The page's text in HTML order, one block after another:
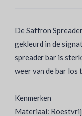
De Saffron
gekleurd in de
spreader bar is
weer van de bar los
Kenmerken
Materiaal: